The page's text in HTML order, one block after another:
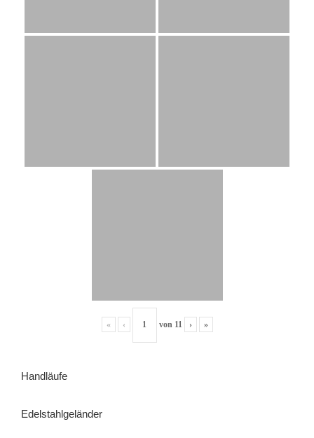
« ‹ von 11 › »
Handläufe
Edelstahlgeländer